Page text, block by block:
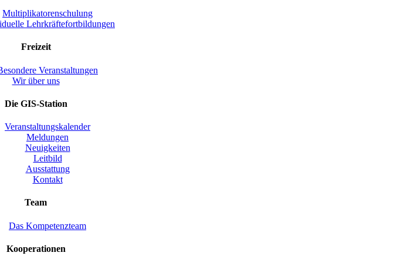
Multiplikatorenschulung
Lehrkräftefortbildungen
Freizeit
Veranstaltungen
Wir über uns
Die GIS-Station
Veranstaltungskalender
Meldungen
Neuigkeiten
Leitbild
Ausstattung
Kontakt
Team
Das Kompetenzteam
Kooperationen